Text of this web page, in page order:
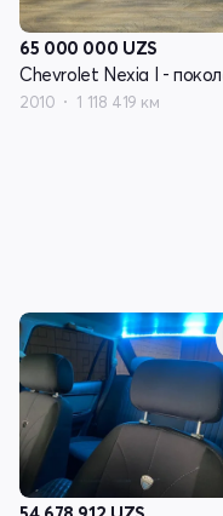
65 000 000 UZS
2010 1 118 419 км